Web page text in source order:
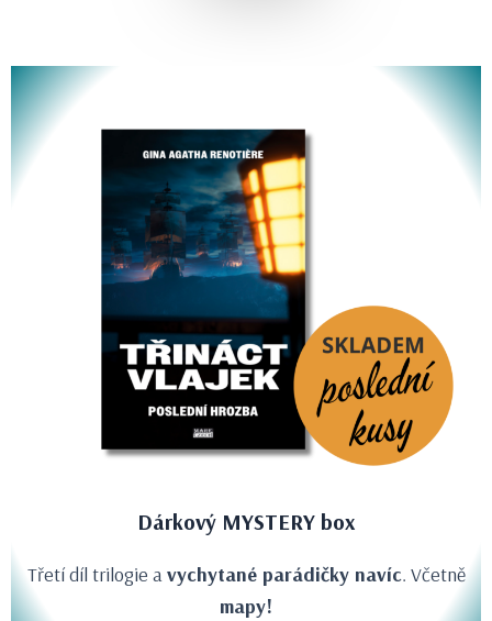
Dárkový MYSTERY box
Třetí díl trilogie avychytané parádičky navíc. Včetně
mapy!